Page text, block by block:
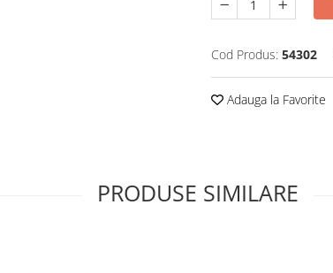
Cod Produs: 54302
Adauga la Favorite
PRODUSE SIMILARE